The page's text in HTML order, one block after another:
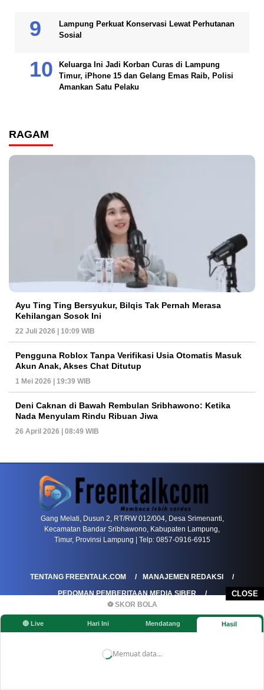
CLOSE
⚽ SKOR BOLA
🔴 Live Hari Ini Mendatang Hasil
Memuat data...
Lampung Perkuat Konservasi Lewat Perhutanan
Sosial
Keluarga Ini Jadi Korban Curas di Lampung
Timur, iPhone 15 dan Gelang Emas Raib, Polisi
Amankan Satu Pelaku
RAGAM
Ayu Ting Ting Bersyukur, Bilqis Tak Pernah Merasa
Kehilangan Sosok Ini
22 Juli 2026 | 10:09 WIB
Pengguna Roblox Tanpa Verifikasi Usia Otomatis Masuk
Akun Anak, Akses Chat Ditutup
1 Mei 2026 | 19:39 WIB
Deni Caknan di Bawah Rembulan Sribhawono: Ketika
Nada Menyulam Rindu Ribuan Jiwa
26 April 2026 | 08:49 WIB
Gang Melati, Dusun 2, RT/RW 012/004, Desa Srimenanti,
Kecamatan Bandar Sribhawono, Kabupaten Lampung,
Timur, Provinsi Lampung | Telp: 0857-0916-6915
TENTANG FREENTALK.COM
MANAJEMEN REDAKSI
PEDOMAN PEMBERITAAN MEDIA SIBER
PEDOMAN PEMBERITAAN RAMAH ANAK
KOREKSI & KLARIFIKASI
KEBIJAKAN IKLAN / ADVERTORIAL